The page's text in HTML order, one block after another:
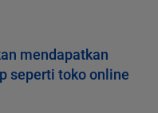
mendapatkan
seperti toko online